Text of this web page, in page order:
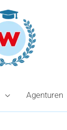
Agenturen